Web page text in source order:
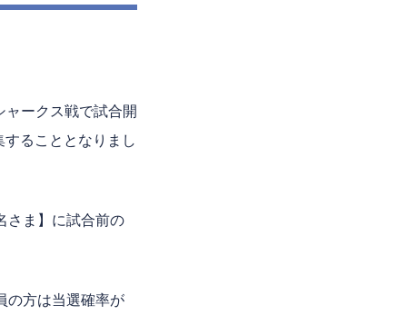
ャークス戦で試合開
ることとなりまし
さま】に試合前の
の方は当選確率が